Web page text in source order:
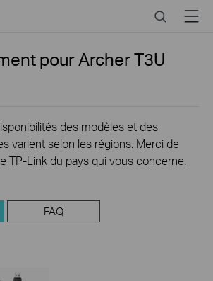
SearchMenu
pourArcher T3U
des modèles et des
varient selon les régions. Merci de
TP-Link du pays qui vous concerne.
FAQ